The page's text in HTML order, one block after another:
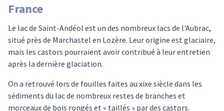
France
Le lac de Saint-Andéol est un des nombreux lacs de l'Aubrac,
situé près de Marchastel en Lozère. Leur origine est glaciaire,
mais les castors pourraient avoir contribué à leur entretien
après la dernière glaciation.
On a retrouvé lors de fouilles faites au xixe siècle dans les
sédiments du lac de nombreux restes de branches et
morceaux de bois rongés et « taillés » par des castors.